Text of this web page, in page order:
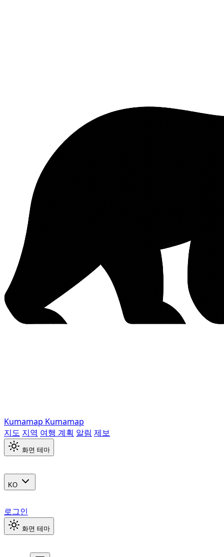
Kumamap Kumamap
지도 지역 여행 계획 알림 제보
화면 테마
KO
로그인
화면 테마